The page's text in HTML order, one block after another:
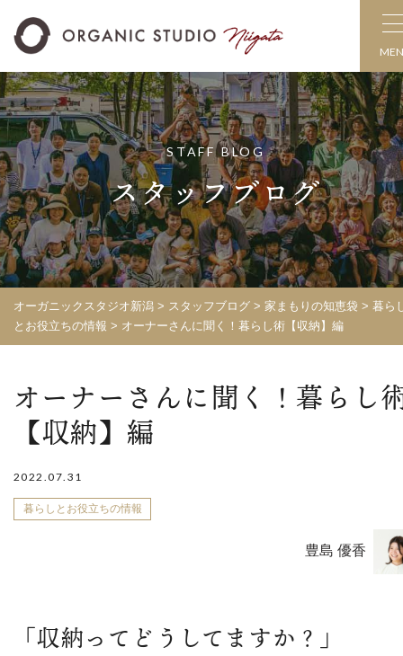
STAFF BLOG
スタッフブログ
オーガニックスタジオ新潟 > スタッフブログ > 家まもりの知恵袋 > 暮ら
とお役立ちの情報 > オーナーさんに聞く！暮らし術【収納】編
オーナーさんに聞く！暮らし
【収納】編
2022.07.31
暮らしとお役立ちの情報
豊島 優香
「収納ってどうしてますか？」